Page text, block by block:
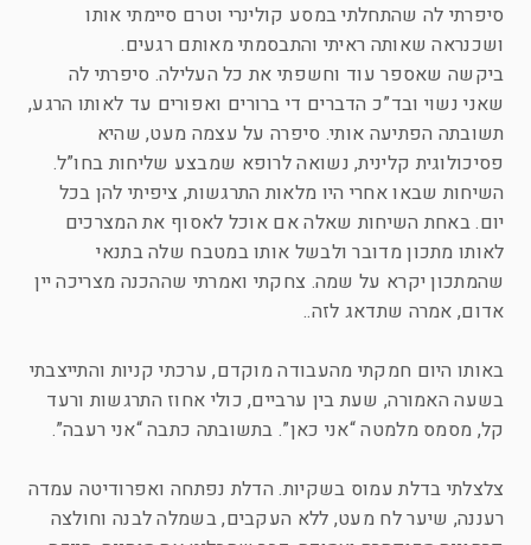
סיפרתי לה שהתחלתי במסע קולינרי וטרם סיימתי אותו
ושכנראה שאותה ראיתי והתבסמתי מאותם רגעים.
ביקשה שאספר עוד וחשפתי את כל העלילה. סיפרתי לה
שאני נשוי ובד”כ הדברים די ברורים ואפורים עד לאותו הרגע,
תשובתה הפתיעה אותי. סיפרה על עצמה מעט, שהיא
פסיכולוגית קלינית, נשואה לרופא שמבצע שליחות בחו”ל.
השיחות שבאו אחרי היו מלאות התרגשות, ציפיתי להן בכל
יום. באחת השיחות שאלה אם אוכל לאסוף את המצרכים
לאותו מתכון מדובר ולבשל אותו במטבח שלה בתנאי
שהמתכון יקרא על שמה. צחקתי ואמרתי שההכנה מצריכה יין
אדום, אמרה שתדאג לזה..
באותו היום חמקתי מהעבודה מוקדם, ערכתי קניות והתייצבתי
בשעה האמורה, שעת בין ערביים, כולי אחוז התרגשות ורעד
קל, מסמס מלמטה “אני כאן”. בתשובתה כתבה “אני רעבה”.
צלצלתי בדלת עמוס בשקיות. הדלת נפתחה ואפרודיטה עמדה
רעננה, שיער לח מעט, ללא העקבים, בשמלה לבנה וחולצה